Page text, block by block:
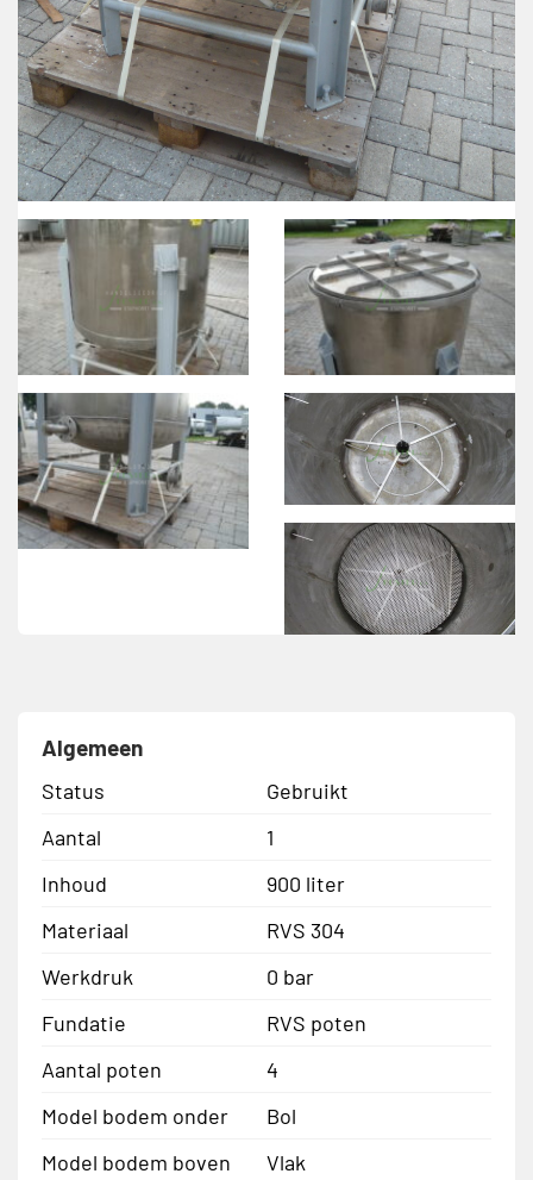
Algemeen
Status
Gebruikt
Aantal
1
Inhoud
900 liter
Materiaal
RVS 304
Werkdruk
0 bar
Fundatie
RVS poten
Aantal poten
4
Model bodem onder
Bol
Model bodem boven
Vlak